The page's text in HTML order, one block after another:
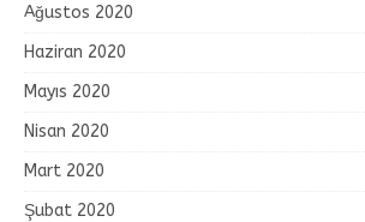
Ağustos 2020
Haziran 2020
Mayıs 2020
Nisan 2020
Mart 2020
Şubat 2020